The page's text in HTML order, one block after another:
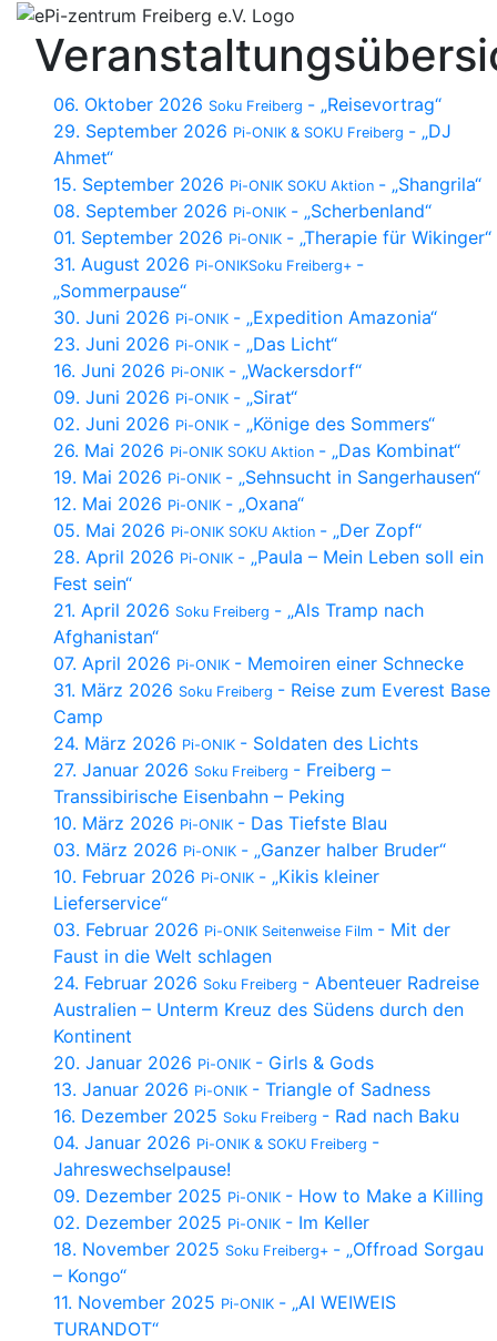
06. Oktober 2026 Soku Freiberg - „Reisevortrag“
29. September 2026 Pi-ONIK & SOKU Freiberg - „DJ
Ahmet“
15. September 2026 Pi-ONIK SOKU Aktion - „Shangrila“
08. September 2026 Pi-ONIK - „Scherbenland“
01. September 2026 Pi-ONIK - „Therapie für Wikinger“
31. August 2026 Pi-ONIKSoku Freiberg+ -
„Sommerpause“
30. Juni 2026 Pi-ONIK - „Expedition Amazonia“
23. Juni 2026 Pi-ONIK - „Das Licht“
16. Juni 2026 Pi-ONIK - „Wackersdorf“
09. Juni 2026 Pi-ONIK - „Sirat“
02. Juni 2026 Pi-ONIK - „Könige des Sommers“
26. Mai 2026 Pi-ONIK SOKU Aktion - „Das Kombinat“
19. Mai 2026 Pi-ONIK - „Sehnsucht in Sangerhausen“
12. Mai 2026 Pi-ONIK - „Oxana“
05. Mai 2026 Pi-ONIK SOKU Aktion - „Der Zopf“
28. April 2026 Pi-ONIK - „Paula – Mein Leben soll ein
Fest sein“
21. April 2026 Soku Freiberg - „Als Tramp nach
Afghanistan“
07. April 2026 Pi-ONIK - Memoiren einer Schnecke
31. März 2026 Soku Freiberg - Reise zum Everest Base
Camp
24. März 2026 Pi-ONIK - Soldaten des Lichts
27. Januar 2026 Soku Freiberg - Freiberg –
Transsibirische Eisenbahn – Peking
10. März 2026 Pi-ONIK - Das Tiefste Blau
03. März 2026 Pi-ONIK - „Ganzer halber Bruder“
10. Februar 2026 Pi-ONIK - „Kikis kleiner
Lieferservice“
03. Februar 2026 Pi-ONIK Seitenweise Film - Mit der
Faust in die Welt schlagen
24. Februar 2026 Soku Freiberg - Abenteuer Radreise
Australien – Unterm Kreuz des Südens durch den
Kontinent
20. Januar 2026 Pi-ONIK - Girls & Gods
13. Januar 2026 Pi-ONIK - Triangle of Sadness
16. Dezember 2025 Soku Freiberg - Rad nach Baku
04. Januar 2026 Pi-ONIK & SOKU Freiberg -
Jahreswechselpause!
09. Dezember 2025 Pi-ONIK - How to Make a Killing
02. Dezember 2025 Pi-ONIK - Im Keller
18. November 2025 Soku Freiberg+ - „Offroad Sorgau
– Kongo“
11. November 2025 Pi-ONIK - „AI WEIWEIS
TURANDOT“